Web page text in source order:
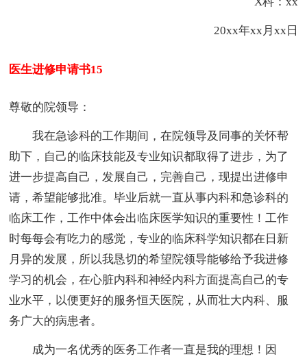
20xx年xx月xx日
医生进修申请书15
尊敬的院领导：
我在急诊科的工作期间，在院领导及同事的关怀帮
助下，自己的临床技能及专业知识都取得了进步，为了
进一步提高自己，发展自己，完善自己，现提出进修申
请，希望能够批准。毕业后就一直从事内科和急诊科的
临床工作，工作中体会出临床医学知识的重要性！工作
时每每会有吃力的感觉，专业的临床科学知识都在日新
月异的发展，所以我恳切的希望院领导能够给予我进修
学习的机会，在心脏内科和神经内科方面提高自己的专
业水平，以便更好的服务恒天医院，从而壮大内科、服
务广大的病患者。
成为一名优秀的医务工作者一直是我的理想！因